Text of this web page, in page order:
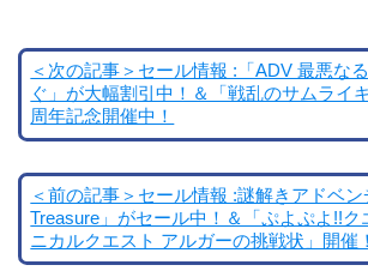
＜次の記事＞セール情報 :「ADV 最悪な
ぐ」が大幅割引中！＆「戦乱のサムライ
周年記念開催中！
＜前の記事＞セール情報 :謎解きアドベ
Treasure」がセール中！＆「ぷよぷよ!!ク
ニカルクエスト アルガーの挑戦状」開催！